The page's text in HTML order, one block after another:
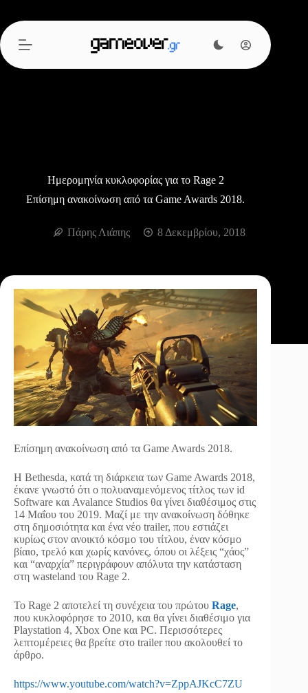
περιεχόμενο
Ημερομηνία κυκλοφορίας για το Rage 2
Επίσημη ανακοίνωση από τα Game Awards 2018.
Πάρης Λιάπης 8 Δεκεμβρίου, 2018
Επίσημη ανακοίνωση από τα Game Awards 2018.
Η Bethesda, κατά τη διάρκεια των Game Awards 2018,
έκανε γνωστό ότι ο πολυαναμενόμενος τίτλος των id
Software και Avalance Studios θα γίνει διαθέσιμος στις
14 Μαΐου του 2019. Μαζί με την ανακοίνωση δόθηκε
στη δημοσιότητα και ένα νέο trailer, που εστιάζει
κυρίως στον ανοικτό κόσμο του τίτλου, έναν κόσμο
βίαιο, τρελό και χωρίς κανόνες, όπου οι λέξεις “χάος”
και “αναρχία” περιγράφουν απόλυτα την κατάσταση
στη wasteland του Rage 2.
Το Rage 2 αποτελεί τη συνέχεια του πρώτου Rage,
που κυκλοφόρησε το 2010, και θα γίνει διαθέσιμο για
Playstation 4, Xbox One και PC. Περισσότερες
λεπτομέρειες θα βρείτε στο trailer που ακολουθεί το
άρθρο.
https://www.youtube.com/watch?v=ZppAJKcC7ZU